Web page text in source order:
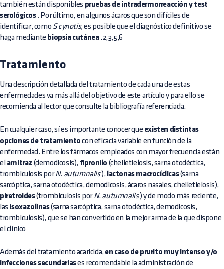
también están disponibles pruebas de intradermorreacción y test
serológicos. Por último, en algunos ácaros que son difíciles de
identificar, como S cynotis, es posible que el diagnóstico definitivo se
haga mediante biopsia cutánea.2,3,5,6
Tratamiento
Una descripción detallada del tratamiento de cada una de estas
enfermedades va más allá del objetivo de este artículo y para ello se
recomienda al lector que consulte la bibliografía referenciada.
En cualquier caso, sí es importante conocer que existen distintas
opciones de tratamiento con eficacia variable en función de la
enfermedad. Entre los fármacos empleados con mayor frecuencia están
el amitraz (demodicosis), fipronilo (cheiletielosis, sarna otodéctica,
trombiculosis porN. autumnalis), lactonas macrocíclicas(sarna
sarcóptica, sarna otodéctica, demodicosis, ácaros nasales, cheiletielosis),
piretroides(trombiculosis por N. autumnalis) y de modo más reciente,
las isoxazolinas(sarna sarcóptica, sarna otodéctica, demodicosis,
trombiculosis), que se han convertido en la mejor arma de la que dispone
el clínico
Además del tratamiento acaricida, en caso de prurito muy intenso y/o
infecciones secundariases recomendable la administración de